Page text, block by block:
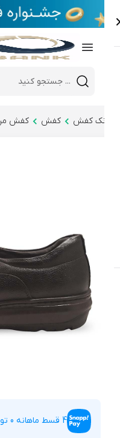
Mobile header search
کفش کفش کفش مردانه
4 قسط ماهانه 0 تومانی با اسنپ پی! (بدون کارمزد)